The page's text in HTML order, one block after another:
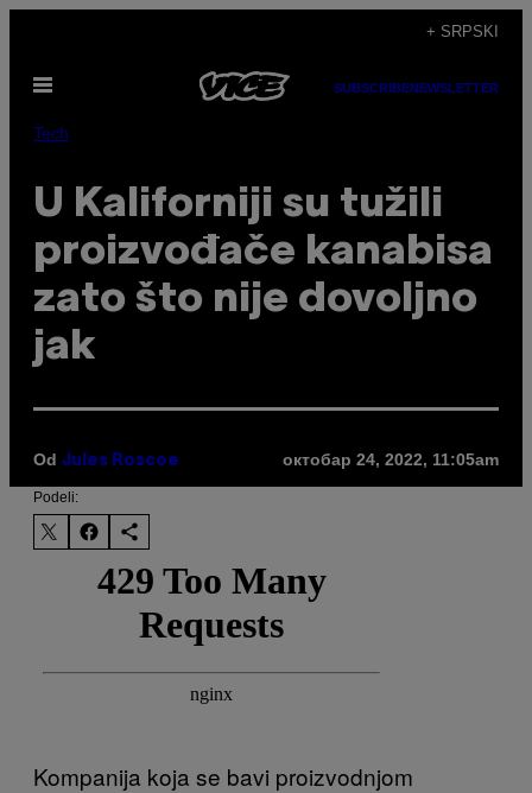
садржај
+ SRPSKI
Otvori
SUBSCRIBENEWSLETTER
Tech
U Kaliforniji su tužili
proizvođače kanabisa
zato što nije dovoljno
jak
Od Jules Roscoe октобар 24, 2022, 11:05am
Podeli:
Kompanija koja se bavi proizvodnjom